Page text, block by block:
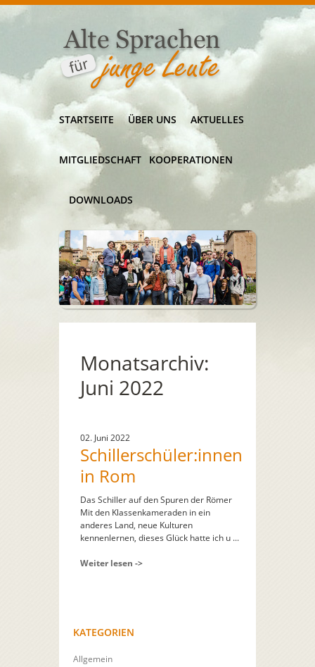
STARTSEITE ÜBER UNS AKTUELLES
MITGLIEDSCHAFT KOOPERATIONEN
DOWNLOADS
Monatsarchiv:
Juni 2022
02. Juni 2022
Schillerschüler:innen
in Rom
Das Schiller auf den Spuren der Römer
Mit den Klassenkameraden in ein
anderes Land, neue Kulturen
kennenlernen, dieses Glück hatte ich u ...
Weiter lesen ->
KATEGORIEN
Allgemein